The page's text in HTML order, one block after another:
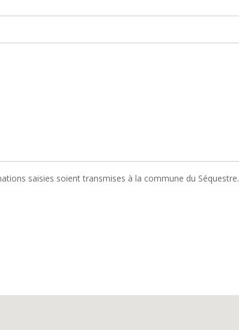
saisies soient transmises à la commune du Séquestre.